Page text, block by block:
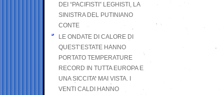
DEI “PACIFISTI” LEGHISTI, LA
SINISTRA DEL PUTINIANO
CONTE
LE ONDATE DI CALORE DI
QUEST’ESTATE HANNO
PORTATO TEMPERATURE
RECORD IN TUTTA EUROPA E
UNA SICCITA’ MAI VISTA. I
VENTI CALDI HANNO